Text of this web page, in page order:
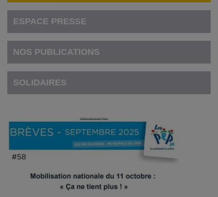
ESPACE PRESSE
NOS PUBLICATIONS
SOLIDAIRES